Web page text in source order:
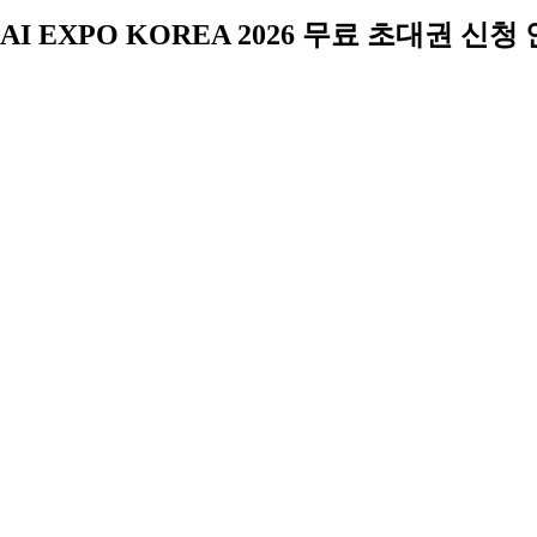
AI EXPO KOREA 2026 무료 초대권 신청